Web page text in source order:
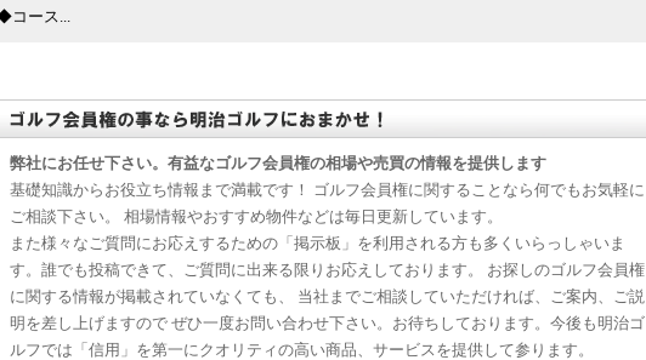
コース...
弊社にお任せ下さい。有益なゴルフ会員権の相場や売買の情報を提供します
基礎知識からお役立ち情報まで満載です！ ゴルフ会員権に関することなら何でもお気軽に
ご相談下さい。 相場情報やおすすめ物件などは毎日更新しています。
また様々なご質問にお応えするための「掲示板」を利用される方も多くいらっしゃいま
す。誰でも投稿できて、ご質問に出来る限りお応えしております。 お探しのゴルフ会員権
に関する情報が掲載されていなくても、 当社までご相談していただければ、ご案内、ご説
明を差し上げますので ぜひ一度お問い合わせ下さい。お待ちしております。今後も明治ゴ
ルフでは「信用」を第一にクオリティの高い商品、サービスを提供して参ります。